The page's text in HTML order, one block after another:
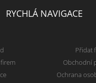
RYCHLÁ NAVIGACE
Přidat
Obchodní
Ochrana